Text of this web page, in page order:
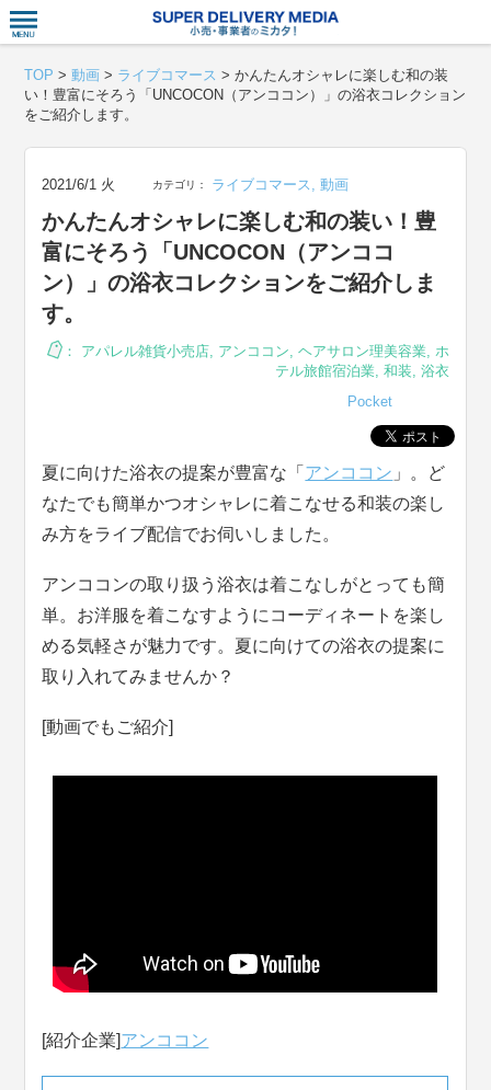
TOP >動画 > ライブコマース >かんたんオシャレに楽しむ和の装
い！豊富にそろう「UNCOCON（アンココン）」の浴衣コレクション
をご紹介します。
2021/6/1 火 カテゴリ： ライブコマース,動画
かんたんオシャレに楽しむ和の装い！豊
富にそろう「UNCOCON（アンココ
ン）」の浴衣コレクションをご紹介しま
す。
： アパレル雑貨小売店, アンココン, ヘアサロン理美容業, ホ
テル旅館宿泊業, 和装, 浴衣
Pocket
夏に向けた浴衣の提案が豊富な「 アンココン 」。ど
なたでも簡単かつオシャレに着こなせる和装の楽し
み方をライブ配信でお伺いしました。
アンココンの取り扱う浴衣は着こなしがとっても簡
単。お洋服を着こなすようにコーディネートを楽し
める気軽さが魅力です。夏に向けての浴衣の提案に
取り入れてみませんか？
[動画でもご紹介]
[紹介企業]アンココン